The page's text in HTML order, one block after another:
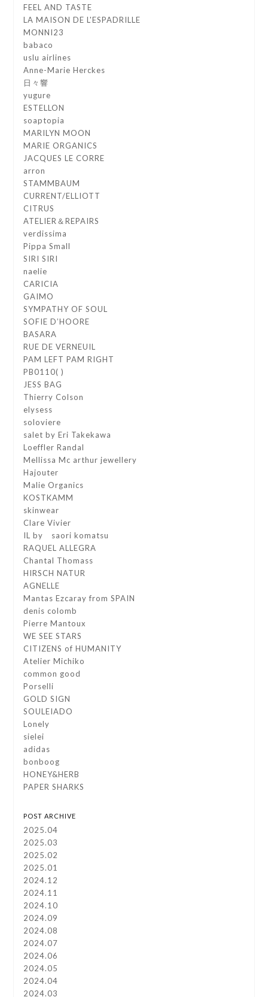
FEEL AND TASTE
LA MAISON DE L'ESPADRILLE
MONNI23
babaco
uslu airlines
Anne-Marie Herckes
日々響
yugure
ESTELLON
soaptopia
MARILYN MOON
MARIE ORGANICS
JACQUES LE CORRE
arron
STAMMBAUM
CURRENT/ELLIOTT
CITRUS
ATELIER＆REPAIRS
verdissima
Pippa Small
SIRI SIRI
naelie
CARICIA
GAIMO
SYMPATHY OF SOUL
SOFIE D’HOORE
BASARA
RUE DE VERNEUIL
PAM LEFT PAM RIGHT
PB0110( )
JESS BAG
Thierry Colson
elysess
soloviere
salet by Eri Takekawa
Loeffler Randal
Mellissa Mc arthur jewellery
Hajouter
Malie Organics
KOSTKAMM
skinwear
Clare Vivier
IL by saori komatsu
RAQUEL ALLEGRA
Chantal Thomass
HIRSCH NATUR
AGNELLE
Mantas Ezcaray from SPAIN
denis colomb
Pierre Mantoux
WE SEE STARS
CITIZENS of HUMANITY
Atelier Michiko
common good
Porselli
GOLD SIGN
SOULEIADO
Lonely
sielei
adidas
bonboog
HONEY&HERB
PAPER SHARKS
POST ARCHIVE
2025.04
2025.03
2025.02
2025.01
2024.12
2024.11
2024.10
2024.09
2024.08
2024.07
2024.06
2024.05
2024.04
2024.03